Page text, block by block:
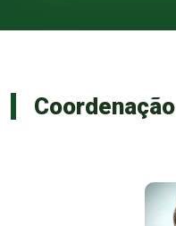
Coordenação